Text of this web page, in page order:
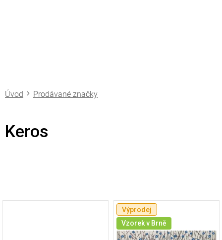
Prodávané značky
Keros
V
Výprodej
Vzorek v Brně